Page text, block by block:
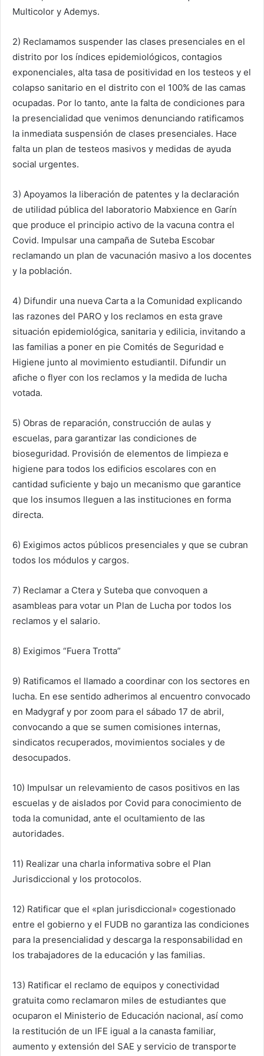
Multicolor y Ademys.
2) Reclamamos suspender las clases presenciales en el
distrito por los índices epidemiológicos, contagios
exponenciales, alta tasa de positividad en los testeos y el
colapso sanitario en el distrito con el 100% de las camas
ocupadas. Por lo tanto, ante la falta de condiciones para
la presencialidad que venimos denunciando ratificamos
la inmediata suspensión de clases presenciales. Hace
falta un plan de testeos masivos y medidas de ayuda
social urgentes.
3) Apoyamos la liberación de patentes y la declaración
de utilidad pública del laboratorio Mabxience en Garín
que produce el principio activo de la vacuna contra el
Covid. Impulsar una campaña de Suteba Escobar
reclamando un plan de vacunación masivo a los docentes
y la población.
4) Difundir una nueva Carta a la Comunidad explicando
las razones del PARO y los reclamos en esta grave
situación epidemiológica, sanitaria y edilicia, invitando a
las familias a poner en pie Comités de Seguridad e
Higiene junto al movimiento estudiantil. Difundir un
afiche o flyer con los reclamos y la medida de lucha
votada.
5) Obras de reparación, construcción de aulas y
escuelas, para garantizar las condiciones de
bioseguridad. Provisión de elementos de limpieza e
higiene para todos los edificios escolares con en
cantidad suficiente y bajo un mecanismo que garantice
que los insumos lleguen a las instituciones en forma
directa.
6) Exigimos actos públicos presenciales y que se cubran
todos los módulos y cargos.
7) Reclamar a Ctera y Suteba que convoquen a
asambleas para votar un Plan de Lucha por todos los
reclamos y el salario.
8) Exigimos “Fuera Trotta”
9) Ratificamos el llamado a coordinar con los sectores en
lucha. En ese sentido adherimos al encuentro convocado
en Madygraf y por zoom para el sábado 17 de abril,
convocando a que se sumen comisiones internas,
sindicatos recuperados, movimientos sociales y de
desocupados.
10) Impulsar un relevamiento de casos positivos en las
escuelas y de aislados por Covid para conocimiento de
toda la comunidad, ante el ocultamiento de las
autoridades.
11) Realizar una charla informativa sobre el Plan
Jurisdiccional y los protocolos.
12) Ratificar que el «plan jurisdiccional» cogestionado
entre el gobierno y el FUDB no garantiza las condiciones
para la presencialidad y descarga la responsabilidad en
los trabajadores de la educación y las familias.
13) Ratificar el reclamo de equipos y conectividad
gratuita como reclamaron miles de estudiantes que
ocuparon el Ministerio de Educación nacional, así como
la restitución de un IFE igual a la canasta familiar,
aumento y extensión del SAE y servicio de transporte